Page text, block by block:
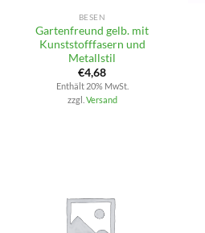
BESEN
Gartenfreund gelb. mit
Kunststofffasern und
Metallstil
€4,68
Enthält 20% MwSt.
zzgl. Versand